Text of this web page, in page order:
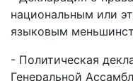
национальным или
языковым
- Политическая
Генеральной